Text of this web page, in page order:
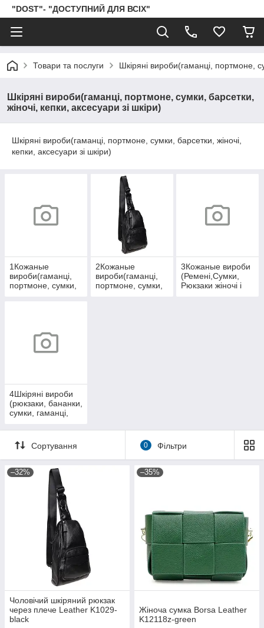
"DOST"- "ДОСТУПНИЙ ДЛЯ ВСІХ"
Товари та послуги Шкіряні вироби(гаманці, портмоне,
Шкіряні вироби(гаманці, портмоне, сумки, барсетки,
жіночі, кепки, аксесуари зі шкіри)
Шкіряні вироби(гаманці, портмоне, сумки, барсетки, жіночі,
кепки, аксесуари зі шкіри)
1Кожаные
вироби(гаманці,
портмоне, сумки,
2Кожаные
вироби(гаманці,
портмоне, сумки,
3Кожаные вироби
(Ремені,Сумки,
Рюкзаки жіночі і
4Шкіряні вироби
(рюкзаки, бананки,
сумки, гаманці,
барсетки,
обкладинки)
Сортування 0 Фільтри
–32%
Чоловічий шкіряний рюкзак
через плече Leather K1029-
black
–35%
Жіноча сумка Borsa Leather
K12118z-green